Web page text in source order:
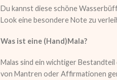
Du kannst diese schöne
Look eine besondere Note zu
Was ist eine (Hand)Mala?
Malas sind ein wichtiger
von Mantren oder Affirmationen